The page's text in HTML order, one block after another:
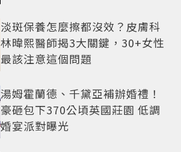
淡斑保養怎麼擦都沒效？皮膚科
林暐熙醫師揭3大關鍵，30+女性
最該注意這個問題
湯姆霍蘭德、千黛亞補辦婚禮！
豪砸包下370公頃英國莊園 低調
婚宴派對曝光